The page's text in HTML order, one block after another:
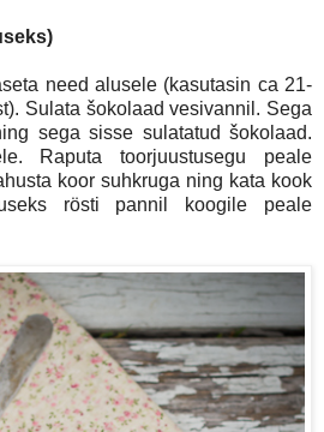
need alusele (kasutasin ca 21-
Sulata šokolaad vesivannil. Sega
sega sisse sulatatud šokolaad.
Raputa toorjuustusegu peale
koor suhkruga ning kata kook
rösti pannil koogile peale